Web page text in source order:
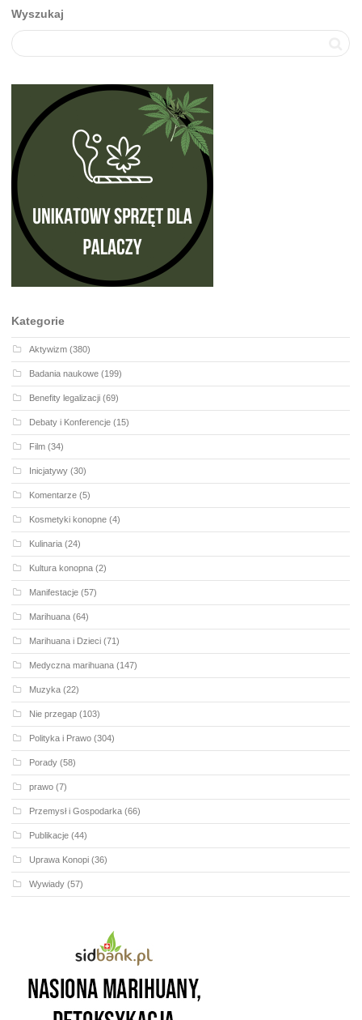
Wyszukaj
Kategorie
Aktywizm (380)
Badania naukowe (199)
Benefity legalizacji (69)
Debaty i Konferencje (15)
Film (34)
Inicjatywy (30)
Komentarze (5)
Kosmetyki konopne (4)
Kulinaria (24)
Kultura konopna (2)
Manifestacje (57)
Marihuana (64)
Marihuana i Dzieci (71)
Medyczna marihuana (147)
Muzyka (22)
Nie przegap (103)
Polityka i Prawo (304)
Porady (58)
prawo (7)
Przemysł i Gospodarka (66)
Publikacje (44)
Uprawa Konopi (36)
Wywiady (57)